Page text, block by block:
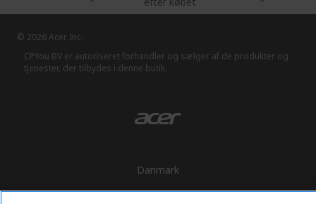
© 2026 Acer Inc.
CPYou BV er autoriseret forhandler og sælger af de produkter og
tjenester, der tilbydes i denne butik.
Danmark